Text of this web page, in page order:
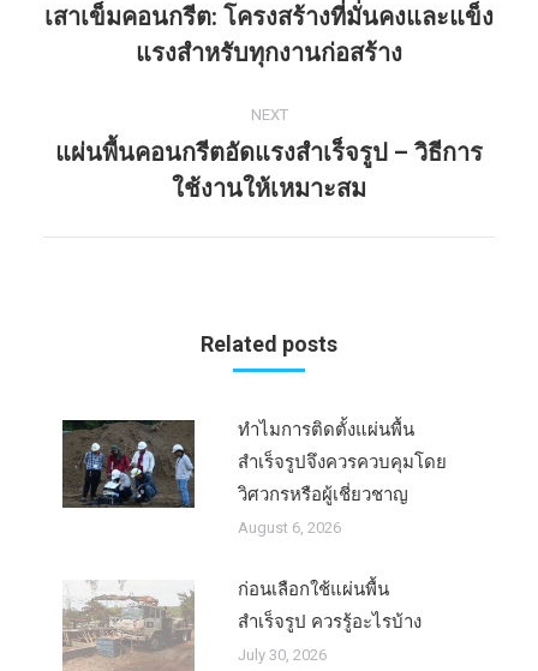
navigation
Previous
post:
เสาเข็มคอนกรีต: โครงสร้างที่มั่นคงและแข็ง
แรงสำหรับทุกงานก่อสร้าง
NEXT
Next
post:
แผ่นพื้นคอนกรีตอัดแรงสำเร็จรูป – วิธีการ
ใช้งานให้เหมาะสม
Related posts
ทำไมการติดตั้งแผ่นพื้น
สำเร็จรูปจึงควรควบคุมโดย
วิศวกรหรือผู้เชี่ยวชาญ
August 6, 2026
ก่อนเลือกใช้แผ่นพื้น
สำเร็จรูป ควรรู้อะไรบ้าง
July 30, 2026